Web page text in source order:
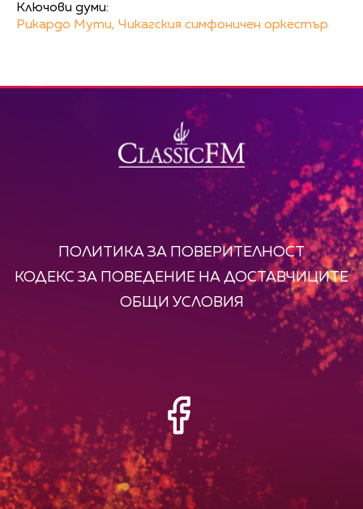
Ключови думи:
Рикардо Мути, Чикагския симфоничен оркестър
ПОЛИТИКА ЗА ПОВЕРИТЕЛНОСТ
КОДЕКС ЗА ПОВЕДЕНИЕ НА ДОСТАВЧИЦИТЕ
ОБЩИ УСЛОВИЯ